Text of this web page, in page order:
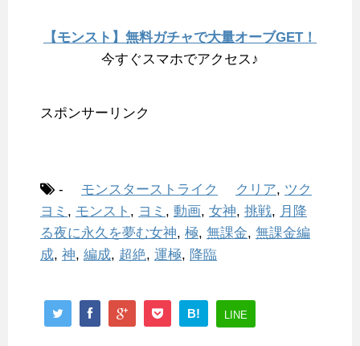
【モンスト】無料ガチャで大量オーブGET！
今すぐスマホでアクセス♪
スポンサーリンク
- モンスターストライク クリア, ツク
ヨミ , モンスト , ヨミ , 動画, 女神, 挑戦, 月降
る夜に永久を夢む女神, 極, 無課金, 無課金編
成, 神, 編成, 超絶, 運極, 降臨
B! LINE